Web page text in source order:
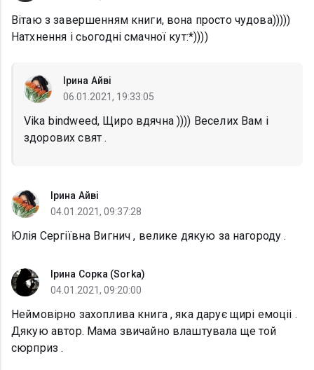
Вітаю з завершенням книги, вона просто чудова)))))
Натхнення і сьогодні смачної кут:*))))
Ірина Айві
06.01.2021, 19:33:05
Vika bindweed, Щиро вдячна )))) Веселих Вам і
здорових свят .
Ірина Айві
04.01.2021, 09:37:28
Юлія Сергіївна Вигнич , велике дякую за нагороду .
Ірина Сорка (Sorka)
04.01.2021, 09:20:00
Неймовірно захоплива книга , яка дарує щирі емоціі .
Дякую автор. Мама звичайно влаштувала ще той
сюрприз .